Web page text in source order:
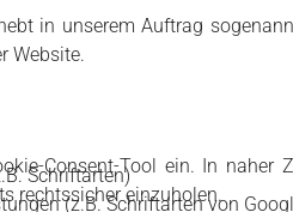
in unserem Auftrag
Website.
Consent-Tool ein. In naher
rechtssicher einzuholen.
Schriftarten)
(z.B. Schriftarten von